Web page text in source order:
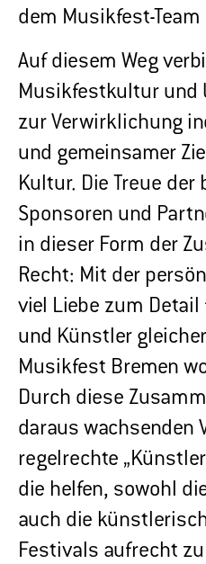
dem Musikfest-
Auf diesem Weg
Musikfestkultur und
zur Verwirklichung
und gemeinsamer
Kultur. Die Treue der
Sponsoren und
in dieser Form der
Recht: Mit der
viel Liebe zum
und Künstler
Musikfest Bremen
Durch diese
daraus wachsenden
regelrechte
die helfen, sowohl
auch die
Festivals aufrecht